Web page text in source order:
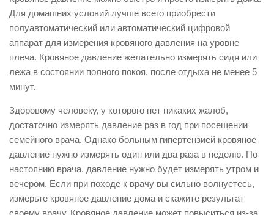
Для домашних условий лучше всего приобрести
полуавтоматический или автоматический цифровой
аппарат для измерения кровяного давления на уровне
плеча. Кровяное давление желательно измерять сидя или
лежа в состоянии полного покоя, после отдыха не менее 5
минут.
Здоровому человеку, у которого нет никаких жалоб,
достаточно измерять давление раз в год при посещении
семейного врача. Однако больным гипертензией кровяное
давление нужно измерять один или два раза в неделю. По
настоянию врача, давление нужно будет измерять утром и
вечером. Если при походе к врачу вы сильно волнуетесь,
измерьте кровяное давление дома и скажите результат
своему врачу. Кровяное давление может повыситься из-за